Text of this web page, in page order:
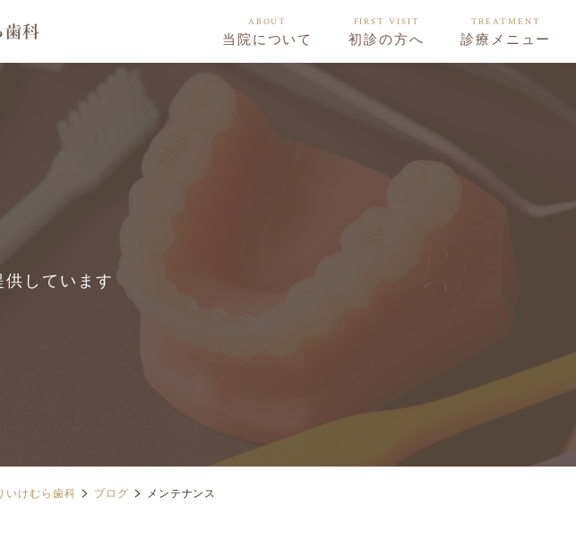
ABOUT
当院について
FIRST VISIT
初診の方へ
TREATMENT
診療メニュー
しています
いけむら歯科 > ブログ > メンテナンス